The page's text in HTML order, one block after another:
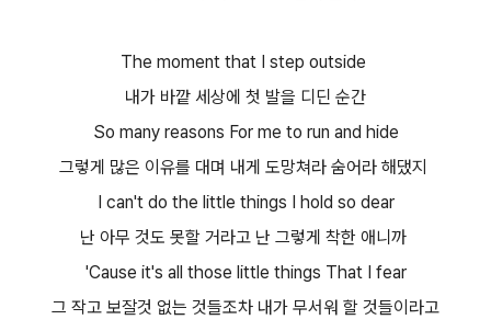
The moment that I step outside
내가 바깥 세상에 첫 발을 디딘 순간
So many reasons For me to run and hide
그렇게 많은 이유를 대며 내게 도망쳐라 숨어라 해댔지
I can't do the little things I hold so dear
난 아무 것도 못할 거라고 난 그렇게 착한 애니까
'Cause it's all those little things That I fear
그 작고 보잘것 없는 것들조차 내가 무서워 할 것들이라고